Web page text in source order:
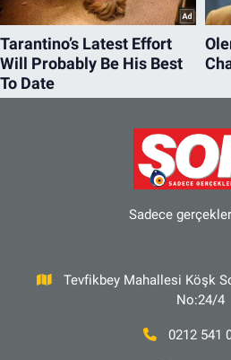
Sadece
Tevfikbey Mahallesi Köşk
No:24/4
0212 541